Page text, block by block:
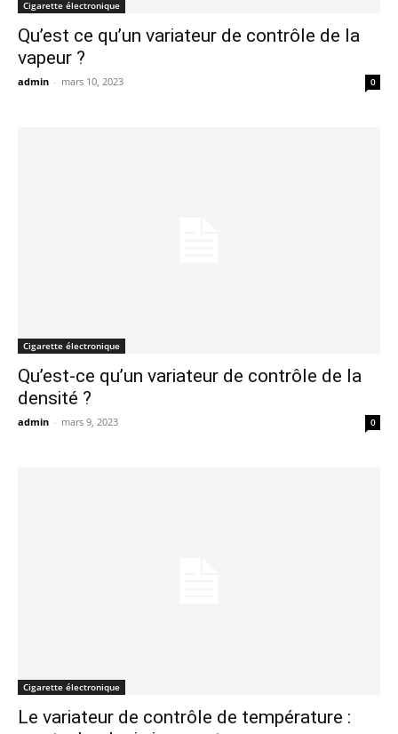
Cigarette électronique
Qu’est ce qu’un variateur de contrôle de la
vapeur ?
admin - mars 10, 2023 0
Cigarette électronique
Qu’est-ce qu’un variateur de contrôle de la
densité ?
admin - mars 9, 2023 0
Cigarette électronique
Le variateur de contrôle de température :